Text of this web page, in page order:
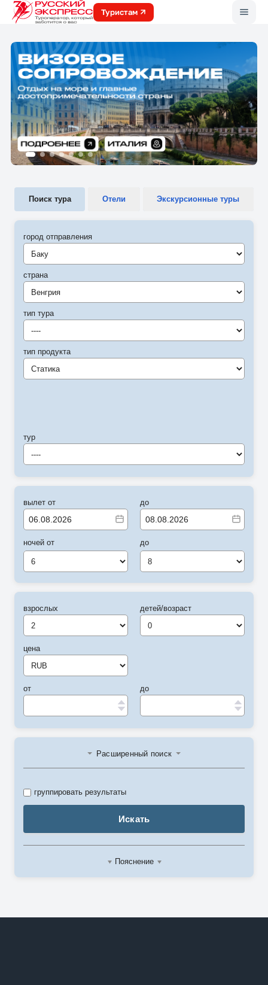
Туристам
Поиск тура Отели Экскурсионные туры
город отправления
Баку
страна
Венгрия
тип тура
----
тип продукта
Статика
тур
----
вылет от
ночей от
6
до
до
8
взрослых
цена
от
детей/возраст
до
Расширенный поиск
Искать
группировать результаты
Пояснение